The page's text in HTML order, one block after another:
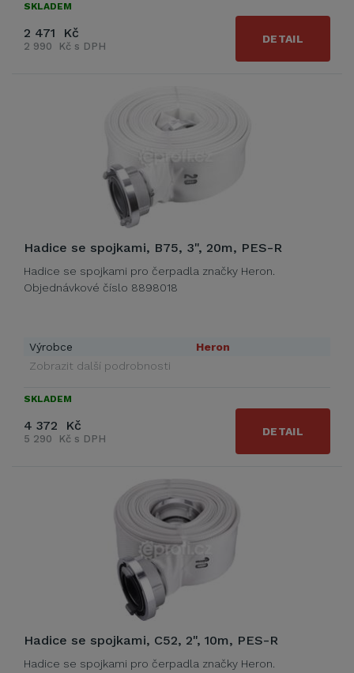
SKLADEM
2 471 Kč
2 990 Kč s DPH
DETAIL
Hadice se spojkami, B75, 3", 20m, PES-R
Hadice se spojkami pro čerpadla značky Heron.
Objednávkové číslo 8898018
Výrobce
Heron
Zobrazit další podrobnosti
SKLADEM
4 372 Kč
5 290 Kč s DPH
DETAIL
Hadice se spojkami, C52, 2", 10m, PES-R
Hadice se spojkami pro čerpadla značky Heron.